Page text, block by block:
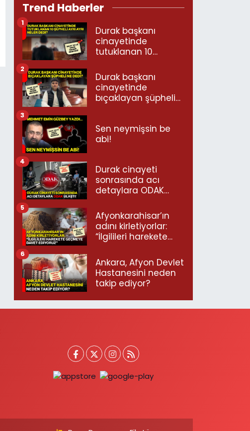
Trend Haberler
Durak başkanı
cinayetinde
tutuklanan 10
neler dedi?
1
Durak başkanı
cinayetinde
bıçaklayan şüpheli
2
Sen neymişsin be
abi!
3
Durak cinayeti
sonrasında acı
detaylara ODAK
4
Afyonkarahisar’ın
adını kirletiyorlar:
“İlgilileri harekete
ediyoruz”
5
Ankara, Afyon Devlet
Hastanesini neden
takip ediyor?
6